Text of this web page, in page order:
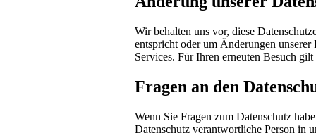
Wir behalten uns vor, diese
entspricht oder um Änderungen
Services. Für Ihren erneuten Besuch
Fragen an den
Wenn Sie Fragen zum Datenschutz
Datenschutz verantwortliche Person in